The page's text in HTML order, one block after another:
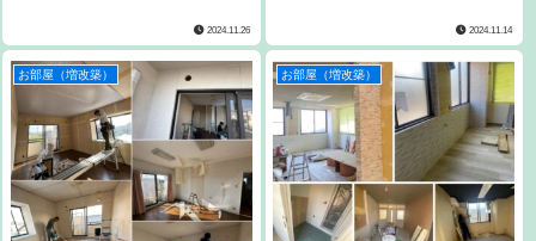
2024.11.26 2024.11.14
お部屋（増改築） お部屋（増改築）